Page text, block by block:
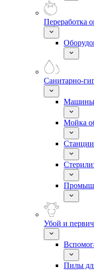
Переработка
Санитарно-
Машины
Мойка
Убой и
Пилы